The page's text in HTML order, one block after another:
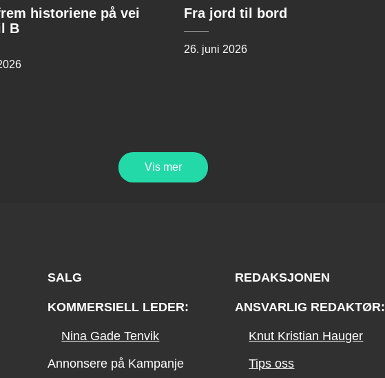
historiene på vei
B
Fra jord til bord
26. juni 2026
Vis mer
SALG
KOMMERSIELL LEDER:
Nina Gade Tenvik
Annonsere på Kampanje
REDAKSJONEN
ANSVARLIG REDAKTØR:
Knut Kristian Hauger
Tips oss